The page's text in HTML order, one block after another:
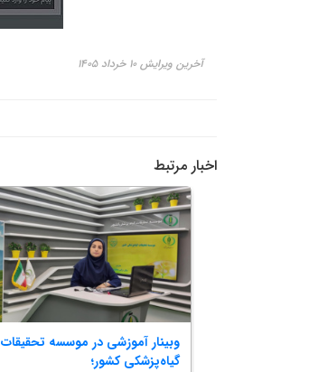
آخرین ویرایش ۱۰ خرداد ۱۴۰۵
اخبار مرتبط
وبینار آموزشی در موسسه تحقیقات
گیاه‌پزشکی کشور؛